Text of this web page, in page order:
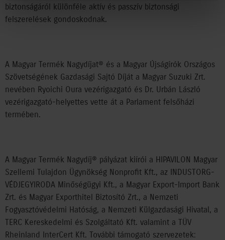
biztonságáról különféle aktív és passzív biztonsági
felszerelések gondoskodnak.
A Magyar Termék Nagydíjat® és a Magyar Újságírók Országos
Szövetségének Gazdasági Sajtó Díját a Magyar Suzuki Zrt.
nevében Ryoichi Oura vezérigazgató és Dr. Urbán László
vezérigazgató-helyettes vette át a Parlament felsőházi
termében.
A Magyar Termék Nagydíj® pályázat kiírói a HIPAVILON Magyar
Szellemi Tulajdon Ügynökség Nonprofit Kft., az INDUSTORG-
VÉDJEGYIRODA Minőségügyi Kft., a Magyar Export-Import Bank
Zrt. és Magyar Exporthitel Biztosító Zrt., a Nemzeti
Fogyasztóvédelmi Hatóság, a Nemzeti Külgazdasági Hivatal, a
TERC Kereskedelmi és Szolgáltató Kft. valamint a TÜV
Rheinland InterCert Kft. További támogató szervezetek: